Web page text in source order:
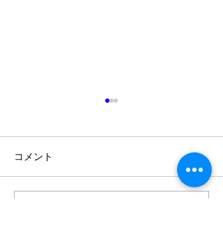
コメント